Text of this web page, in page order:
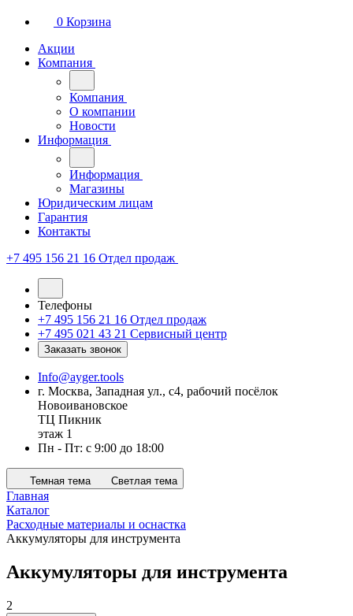
0 Корзина
Акции
Компания
Компания
О компании
Новости
Информация
Информация
Магазины
Юридическим лицам
Гарантия
Контакты
+7 495 156 21 16 Отдел продаж
Телефоны
+7 495 156 21 16 Отдел продаж
+7 495 021 43 21 Cервисный центр
Заказать звонок
Info@ayger.tools
г. Москва, Западная ул., с4, рабочий посёлок
Новоивановское
ТЦ Пикник
этаж 1
Пн - Пт: с 9:00 до 18:00
Темная тема Светлая тема
Главная
Каталог
Расходные материалы и оснастка
Аккумуляторы для инструмента
Аккумуляторы для инструмента
2